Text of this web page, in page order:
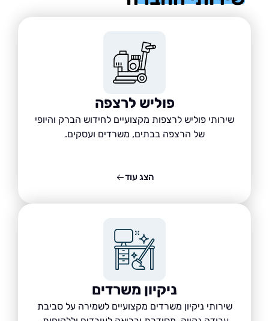
פוליש לרצפה
שירותי פוליש לרצפות מקצועיים לחידוש הברק והיופי
של הרצפה בבתים, משרדים ועסקים.
ניקיון משרדים
שירותי ניקיון משרדים מקצועיים לשמירה על סביבת